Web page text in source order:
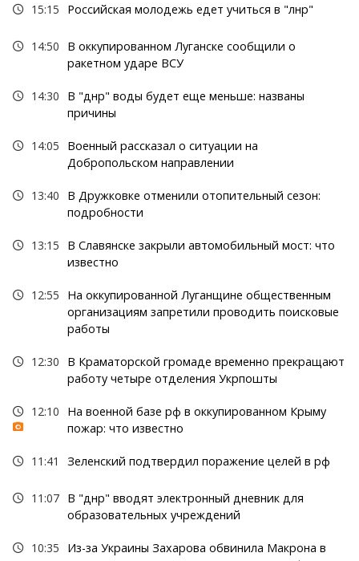
15:15 Российская молодежь едет учиться в "лнр"
14:50
В оккупированном Луганске сообщили о
ракетном ударе ВСУ
14:30
В "днр" воды будет еще меньше: названы
причины
14:05
Военный рассказал о ситуации на
Добропольском направлении
13:40
В Дружковке отменили отопительный сезон:
подробности
13:15
В Славянске закрыли автомобильный мост: что
известно
12:55
На оккупированной Луганщине общественным
организациям запретили проводить поисковые
работы
12:30
В Краматорской громаде временно прекращают
работу четыре отделения Укрпошты
12:10
На военной базе рф в оккупированном Крыму
пожар: что известно
11:41 Зеленский подтвердил поражение целей в рф
11:07 В "днр" вводят электронный дневник для
образовательных учреждений
10:35
Из-за Украины Захарова обвинила Макрона в